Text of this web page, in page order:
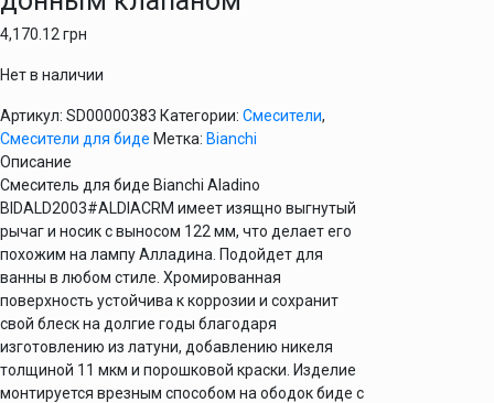
4,170.12 грн
Нет в наличии
Артикул: SD00000383 Категории: Смесители,
Смесители для биде Метка: Bianchi
Описание
Смеситель для биде Bianchi Aladino
BIDALD2003#ALDIACRM имеет изящно выгнутый
рычаг и носик с выносом 122 мм, что делает его
похожим на лампу Алладина. Подойдет для
ванны в любом стиле. Хромированная
поверхность устойчива к коррозии и сохранит
свой блеск на долгие годы благодаря
изготовлению из латуни, добавлению никеля
толщиной 11 мкм и порошковой краски. Изделие
монтируется врезным способом на ободок биде с